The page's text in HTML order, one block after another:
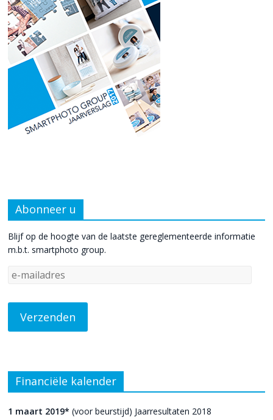
Abonneer u
Blijf op de hoogte van de laatste gereglementeerde informatie
m.b.t. smartphoto group.
Financiële kalender
1 maart 2019* (voor beurstijd) Jaarresultaten 2018